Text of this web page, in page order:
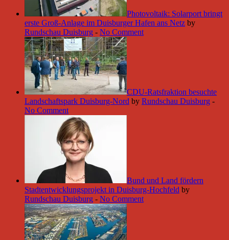
Photovoltaik: Solarport bringt
erste Groß-Anlage im Duisburger Hafen ans Netz by
Rundschau Duisburg - No Comment
CDU-Ratsfraktion besuchte
Landschaftspark Duisburg-Nord by Rundschau Duisburg -
No Comment
Bund und Land fördern
Stadtentwicklungsprojekt in Duisburg-Hochfeld by
Rundschau Duisburg - No Comment